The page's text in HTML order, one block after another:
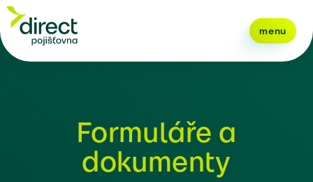
menu
Formuláře a
dokumenty